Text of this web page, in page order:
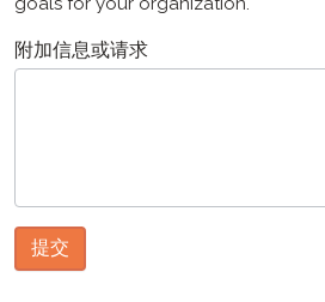
附加信息或请求
提交